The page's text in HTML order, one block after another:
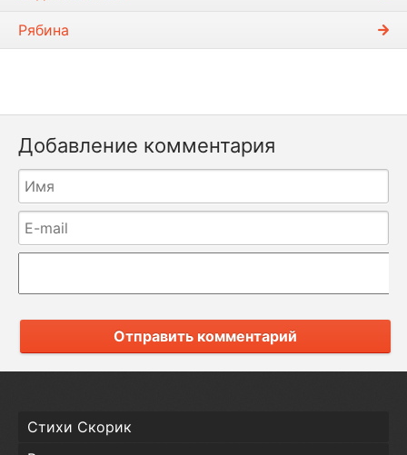
Рябина
Добавление комментария
Отправить комментарий
Стихи Скорик